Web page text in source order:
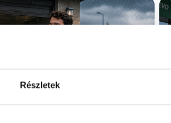
Részletek